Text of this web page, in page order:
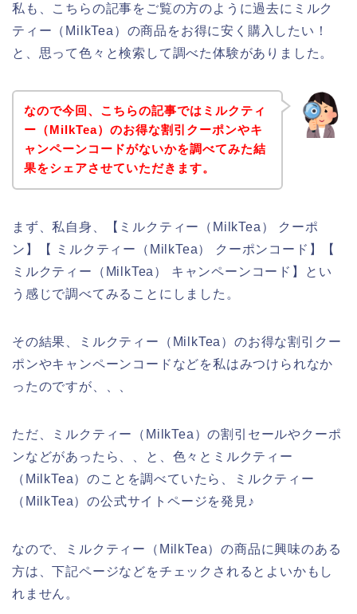
私も、こちらの記事をご覧の方のように過去にミルク
ティー（MilkTea）の商品をお得に安く購入したい！
と、思って色々と検索して調べた体験がありました。
なので今回、こちらの記事ではミルクティ
ー（MilkTea）のお得な割引クーポンやキ
ャンペーンコードがないかを調べてみた結
果をシェアさせていただきます。
まず、私自身、【ミルクティー（MilkTea） クーポ
ン】【 ミルクティー（MilkTea） クーポンコード】【
ミルクティー（MilkTea） キャンペーンコード】とい
う感じで調べてみることにしました。
その結果、ミルクティー（MilkTea）のお得な割引クー
ポンやキャンペーンコードなどを私はみつけられなか
ったのですが、、、
ただ、ミルクティー（MilkTea）の割引セールやクーポ
ンなどがあったら、、と、色々とミルクティー
（MilkTea）のことを調べていたら、ミルクティー
（MilkTea）の公式サイトページを発見♪
なので、ミルクティー（MilkTea）の商品に興味のある
方は、下記ページなどをチェックされるとよいかもし
れません。